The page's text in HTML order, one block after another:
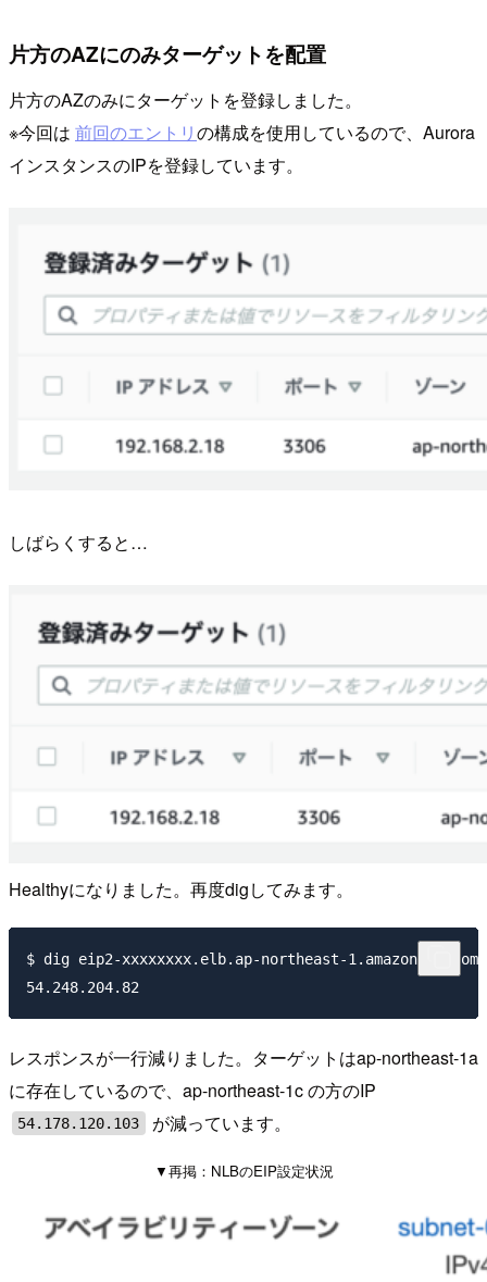
片方のAZにのみターゲットを配置
片方のAZのみにターゲットを登録しました。
※今回は 前回のエントリの構成を使用しているので、Aurora
インスタンスのIPを登録しています。
しばらくすると…
Healthyになりました。再度digしてみます。
$ dig eip2-xxxxxxxx.elb.ap-northeast-1.amazonaws.com
レスポンスが一行減りました。ターゲットはap-northeast-1a
に存在しているので、ap-northeast-1c の方のIP
54.178.120.103 が減っています。
▼再掲：NLBのEIP設定状況